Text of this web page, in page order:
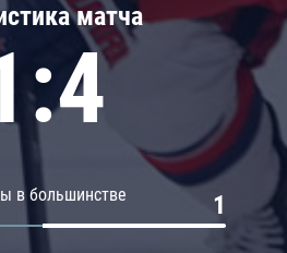
матча
в большинстве 1